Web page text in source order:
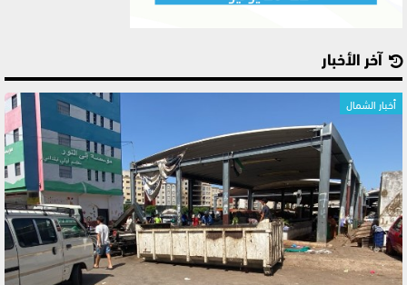
آخر الأخبار
أخبار الشمال